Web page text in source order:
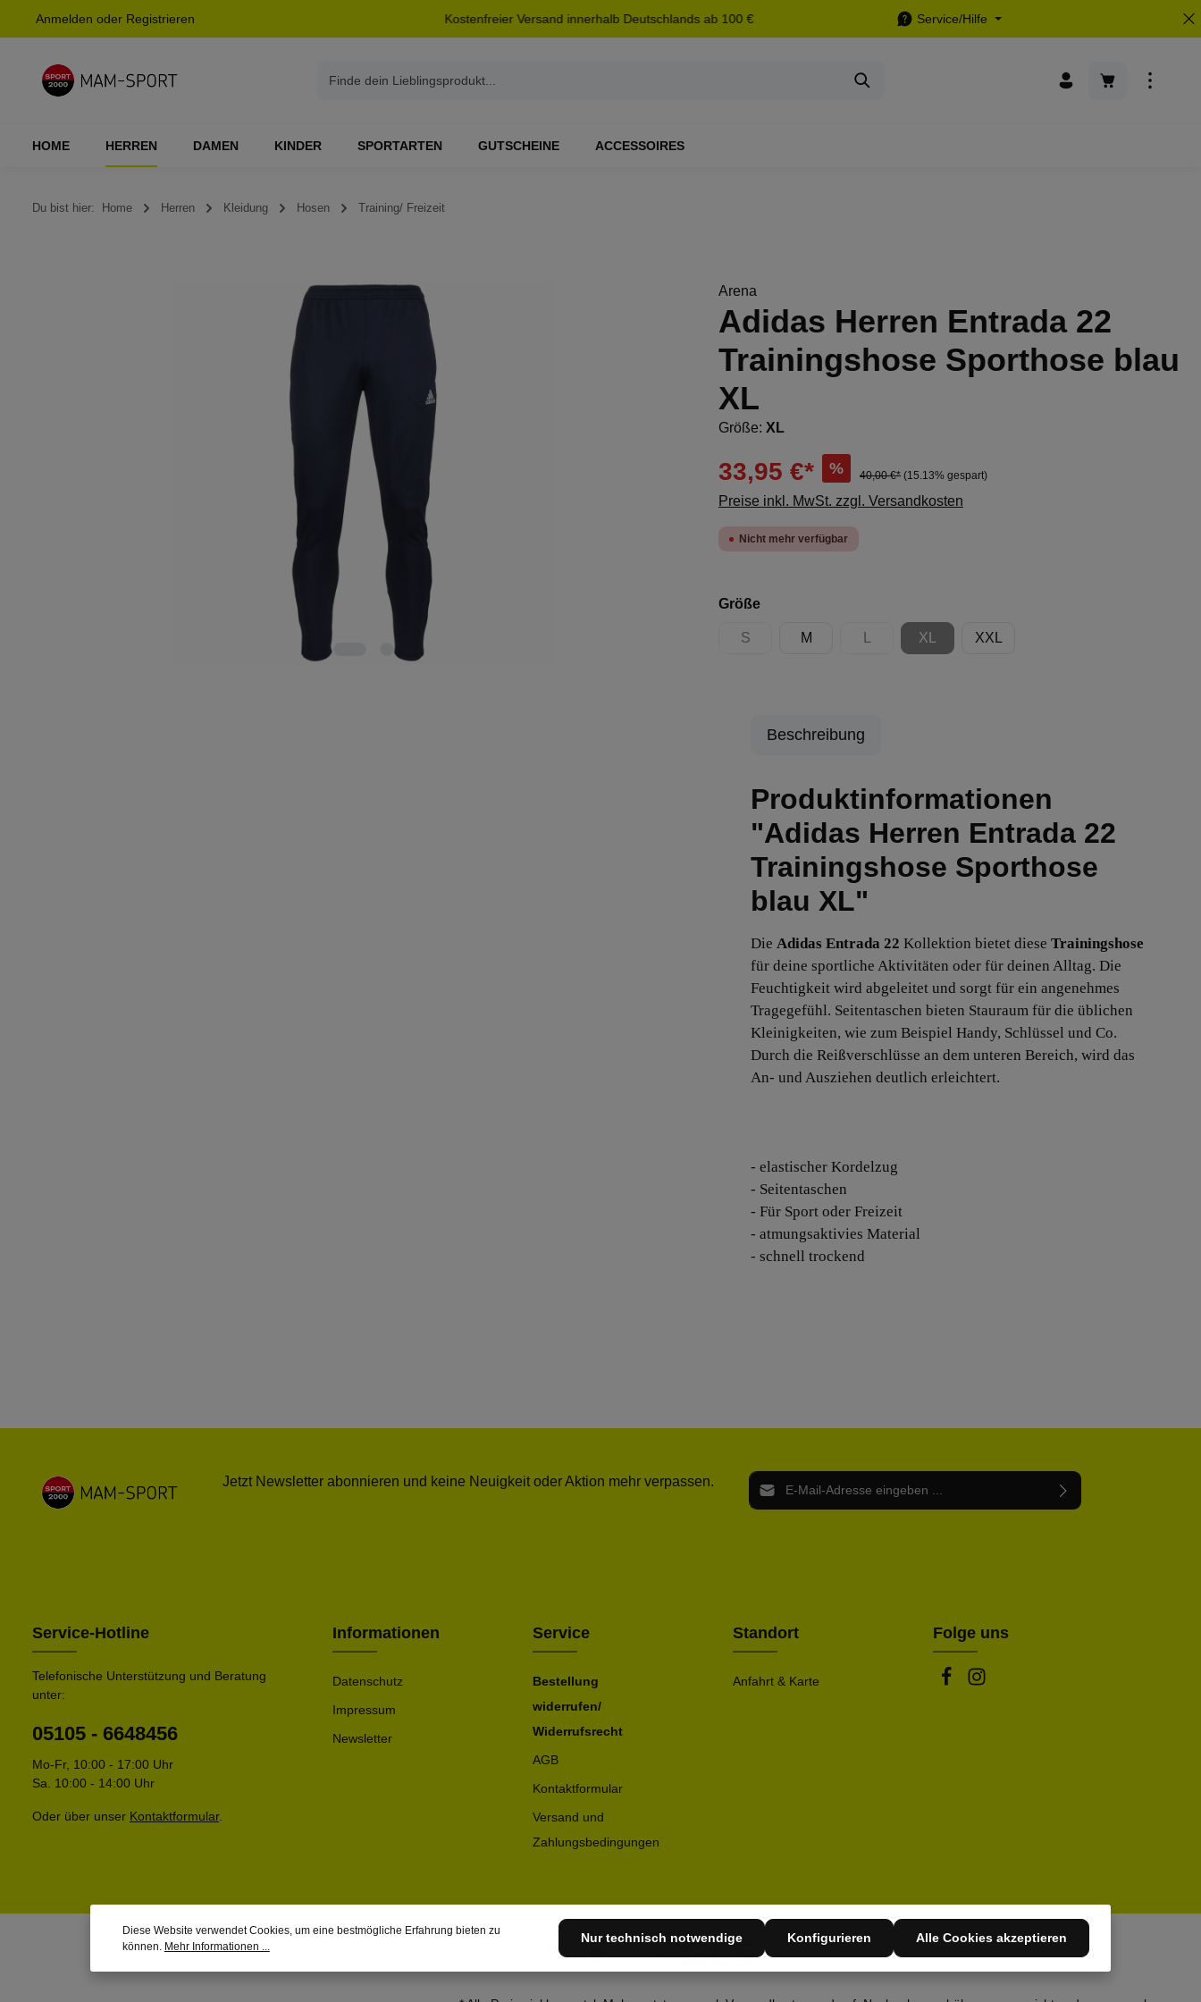
Zur Hauptnavigation springen
Anmelden oder Registrieren Kostenfreier Versand innerhalb Deutschlands ab 100 € Service/Hilfe
Warenkorb
HOME HERREN DAMEN KINDER SPORTARTEN GUTSCHEINE ACCESSOIRES
Du bist hier: Home Herren Kleidung Hosen Training/ Freizeit
Arena
Adidas Herren Entrada 22
Trainingshose Sporthose blau
XL
Größe: XL
33,95 €* % 40,00 €* (15.13% gespart)
Preise inkl. MwSt. zzgl. Versandkosten
Nicht mehr verfügbar
Größeauswählen
S
(Diese Option ist zurzeit nicht verfügbar.)
M
(Diese Option ist zurzeit nicht verfügbar.)
XL
(Diese Option ist zurzeit nicht verfügbar.)
XXL
Beschreibung
Produktinformationen
"Adidas Herren Entrada 22
Trainingshose Sporthose
blau XL"
Die Adidas Entrada 22 Kollektion bietet diese Trainingshose
für deine sportliche Aktivitäten oder für deinen Alltag. Die
Feuchtigkeit wird abgeleitet und sorgt für ein angenehmes
Tragegefühl. Seitentaschen bieten Stauraum für die üblichen
Kleinigkeiten, wie zum Beispiel Handy, Schlüssel und Co.
Durch die Reißverschlüsse an dem unteren Bereich, wird das
An- und Ausziehen deutlich erleichtert.
- elastischer Kordelzug
- Seitentaschen
- Für Sport oder Freizeit
- atmungsaktivies Material
- schnell trockend
Jetzt Newsletter abonnieren und keine Neuigkeit oder Aktion mehr verpassen. E-Mail-Adresse*
Service-Hotline
Telefonische Unterstützung und Beratung
unter:
05105 - 6648456
Mo-Fr, 10:00 - 17:00 Uhr
Sa. 10:00 - 14:00 Uhr
Oder über unser Kontaktformular.
Informationen
Datenschutz
Impressum
Newsletter
Service
Bestellung
widerrufen/
Widerrufsrecht
AGB
Kontaktformular
Versand und
Zahlungsbedingungen
Standort
Anfahrt & Karte
Folge uns
Diese Website verwendet Cookies, um eine bestmögliche Erfahrung bieten zu
können. Mehr Informationen ...
Nur technisch notwendige Konfigurieren Alle Cookies akzeptieren